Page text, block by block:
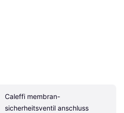
Caleffi membran-
sicherheitsventil anschluss